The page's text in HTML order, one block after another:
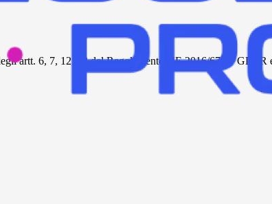
artt. 6, 7, 12, 13 del Regolamento UE 2016/679 – GDPR